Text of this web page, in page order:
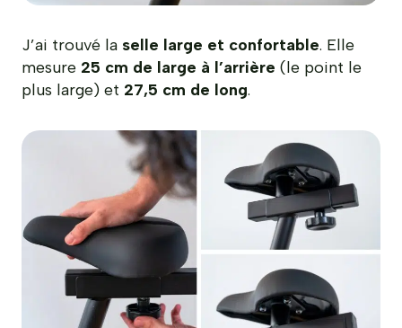
J’ai trouvé la selle large et confortable. Elle
mesure 25 cm de large à l’arrière (le point le
plus large) et 27,5 cm de long.